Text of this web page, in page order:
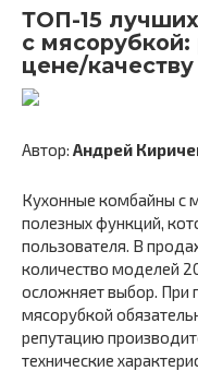
ТОП-15
с мясорубкой:
цене/качеству
Автор: Андрей
Кухонные комбайны с
полезных функций,
пользователя. В
количество моделей
осложняет выбор. При
мясорубкой
репутацию
технические